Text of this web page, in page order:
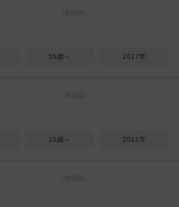
10歳～ 2017年
10歳～ 2011年